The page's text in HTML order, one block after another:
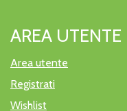
AREA UTENTE
Area utente
Registrati
Wishlist